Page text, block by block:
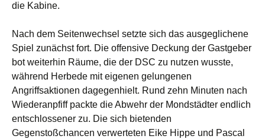
die Kabine.
Nach dem Seitenwechsel setzte sich das ausgeglichene
Spiel zunächst fort. Die offensive Deckung der Gastgeber
bot weiterhin Räume, die der DSC zu nutzen wusste,
während Herbede mit eigenen gelungenen
Angriffsaktionen dagegenhielt. Rund zehn Minuten nach
Wiederanpfiff packte die Abwehr der Mondstädter endlich
entschlossener zu. Die sich bietenden
Gegenstoßchancen verwerteten Eike Hippe und Pascal